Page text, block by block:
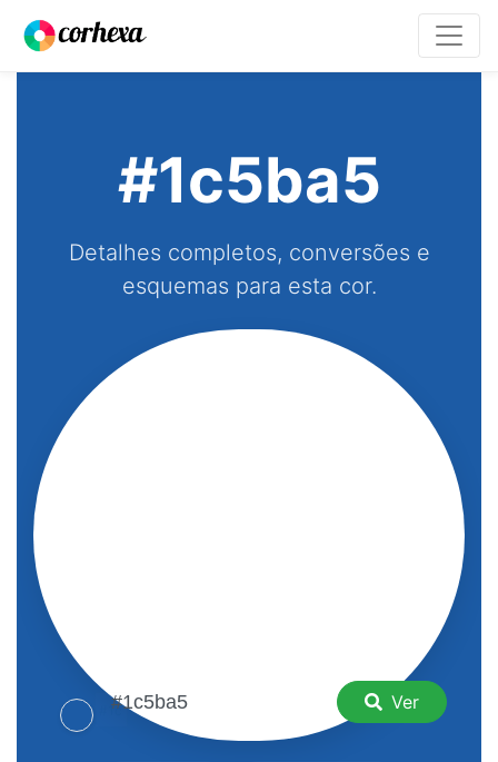
#1c5ba5
Detalhes completos, conversões e
esquemas para esta cor.
Ver